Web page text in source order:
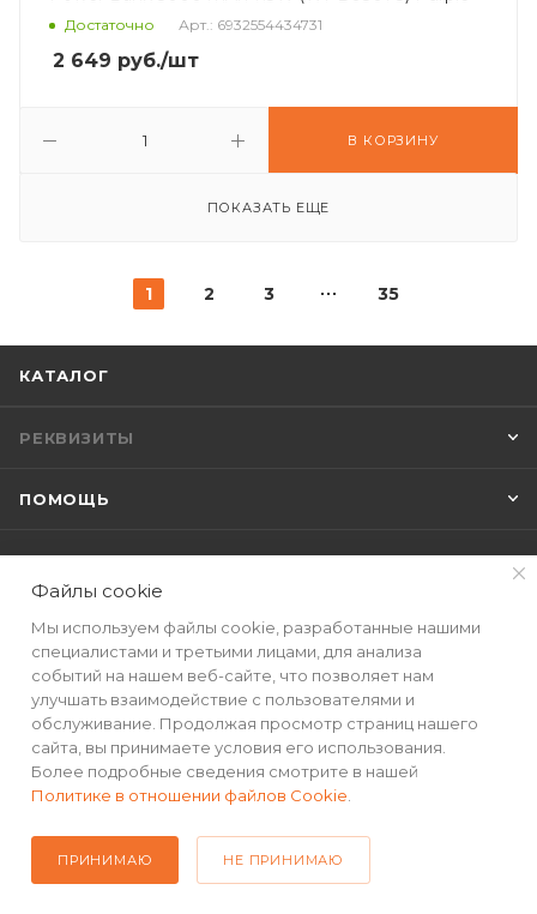
Достаточно Арт.: 6932554434731
2 649 руб./шт
В КОРЗИНУ
ПОКАЗАТЬ ЕЩЕ
1 2 3 35
КАТАЛОГ
РЕКВИЗИТЫ
ПОМОЩЬ
+7(499) 490-48-04
sales@mimall.ru
ТЦ «Савеловский», мобильный
ряд, павильон Л153 ул. Сущевский
Вал, д. 5, стр. 12
Файлы cookie
Мы используем файлы cookie, разработанные нашими
специалистами и третьими лицами, для анализа
событий на нашем веб-сайте, что позволяет нам
улучшать взаимодействие с пользователями и
обслуживание. Продолжая просмотр страниц нашего
сайта, вы принимаете условия его использования.
Более подробные сведения смотрите в нашей
Политике в отношении файлов Cookie
ПРИНИМАЮ НЕ ПРИНИМАЮ